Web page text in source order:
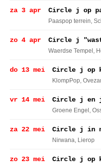
za 3 apr Circle j op
Paaspop terrein,
zo 4 apr Circle j
Waerdse Tempel ,
do 13 mei Circle j op
KlompPop,
vr 14 mei Circle j en
Groene Engel ,
za 22 mei Circle j in
Nirwana, Lierop
zo 23 mei Circle j op